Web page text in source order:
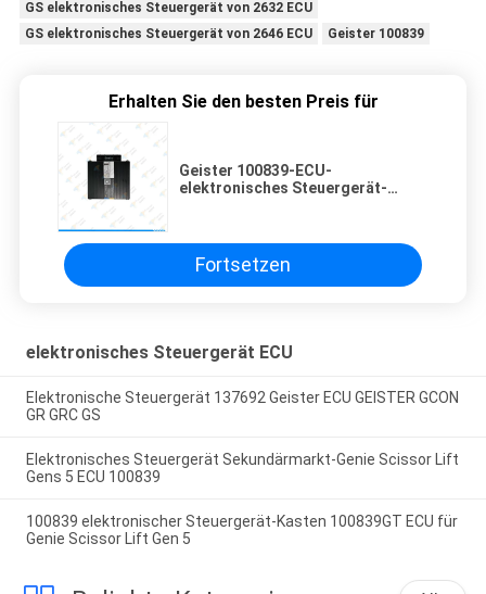
GS elektronisches Steuergerät von 2632 ECU
GS elektronisches Steuergerät von 2646 ECU
Geister 100839
Erhalten Sie den besten Preis für
Geister 100839-ECU-
elektronisches Steuergerät-
Fortsetzen
elektronisches Steuergerät ECU
Elektronische Steuergerät 137692 Geister ECU GEISTER GCON
GR GRC GS
Elektronisches Steuergerät Sekundärmarkt-Genie Scissor Lift
Gens 5 ECU 100839
100839 elektronischer Steuergerät-Kasten 100839GT ECU für
Genie Scissor Lift Gen 5